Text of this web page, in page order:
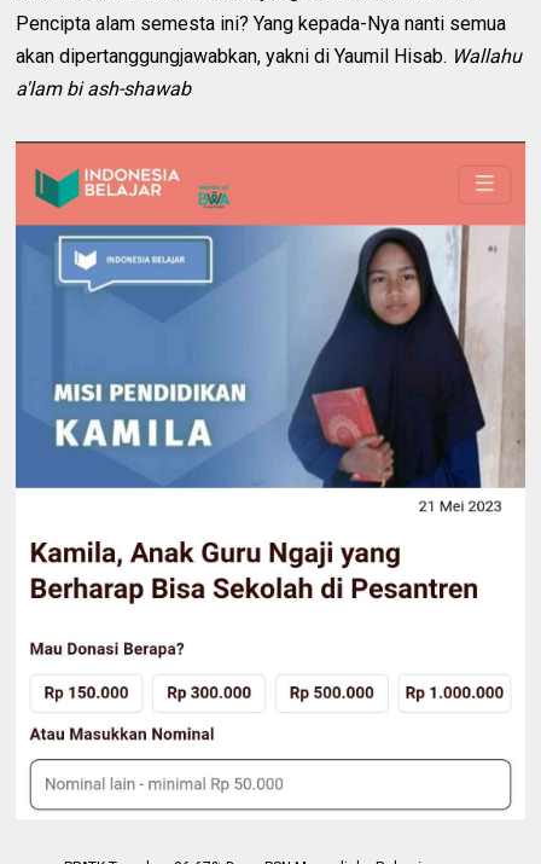
Pencipta alam semesta ini? Yang kepada-Nya nanti semua
akan dipertanggungjawabkan, yakni di Yaumil Hisab. Wallahu
a'lam bi ash-shawab